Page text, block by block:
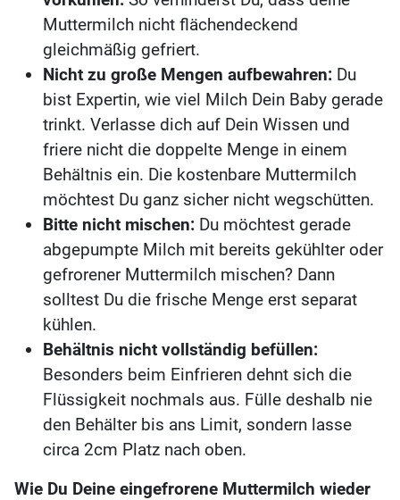
Muttermilch nicht flächendeckend
gleichmäßig gefriert.
Nicht zu große Mengen aufbewahren: Du
bist Expertin, wie viel Milch Dein Baby gerade
trinkt. Verlasse dich auf Dein Wissen und
friere nicht die doppelte Menge in einem
Behältnis ein. Die kostenbare Muttermilch
möchtest Du ganz sicher nicht wegschütten.
Bitte nicht mischen: Du möchtest gerade
abgepumpte Milch mit bereits gekühlter oder
gefrorener Muttermilch mischen? Dann
solltest Du die frische Menge erst separat
kühlen.
Behältnis nicht vollständig befüllen:
Besonders beim Einfrieren dehnt sich die
Flüssigkeit nochmals aus. Fülle deshalb nie
den Behälter bis ans Limit, sondern lasse
circa 2cm Platz nach oben.
Wie Du Deine eingefrorene Muttermilch wieder